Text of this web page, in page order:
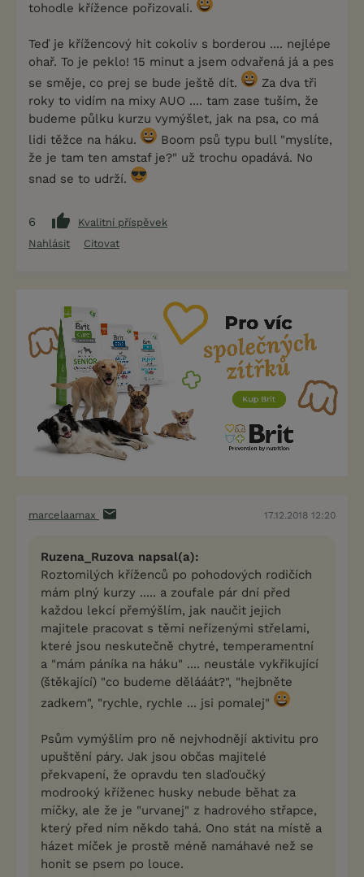
tohodle křížence pořizovali.
Teď je křížencový hit cokoliv s borderou .... nejlépe
ohař. To je peklo! 15 minut a jsem odvařená já a pes
se směje, co prej se bude ještě dít.
Za dva tři
roky to vidím na mixy AUO .... tam zase tuším, že
budeme půlku kurzu vymýšlet, jak na psa, co má
lidi těžce na háku.
Boom psů typu bull "myslíte,
že je tam ten amstaf je?" už trochu opadává. No
snad se to udrží.
6
Kvalitní příspěvek
Nahlásit
Citovat
marcelaamax 17.12.2018 12:20
Ruzena_Ruzova napsal(a):
Roztomilých kříženců po pohodových rodičích
mám plný kurzy ..... a zoufale pár dní před
každou lekcí přemýšlím, jak naučit jejich
majitele pracovat s těmi neřízenými střelami,
které jsou neskutečně chytré, temperamentní
a "mám páníka na háku" .... neustále vykřikující
(štěkající) "co budeme dělááát?", "hejbněte
zadkem", "rychle, rychle ... jsi pomalej"
Psům vymýšlím pro ně nejvhodnějí aktivitu pro
upuštění páry. Jak jsou občas majitelé
překvapení, že opravdu ten slaďoučký
modrooký kříženec husky nebude běhat za
míčky, ale že je "urvanej" z hadrového střapce,
který před ním někdo tahá. Ono stát na místě a
házet míček je prostě méně namáhavé než se
honit se psem po louce.